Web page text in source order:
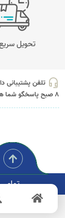
تحویل
headset_mic تلفن پشتیبانی
8 صبح پاسخگو شما هستیم